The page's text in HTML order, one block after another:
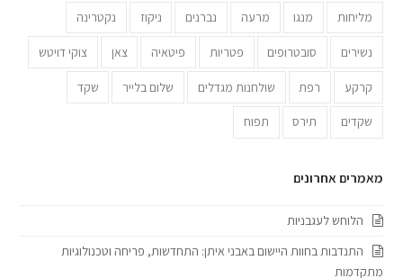
מליחות מנגו מרעה נברנים ניקוז נקטרינה
נשירים סובטרופים פטריות פיטאיה צאן צוקי דויטש
קרקע רפת שולחנות מגדלים שלום בלייר שקד
שקדים תירס תפוח
מאמרים אחרונים
הלוחש לעגבניות
התנדבות בחוות היישום באבני איתן: התחדשות, פריחה וטכנולוגיות
מתקדמות